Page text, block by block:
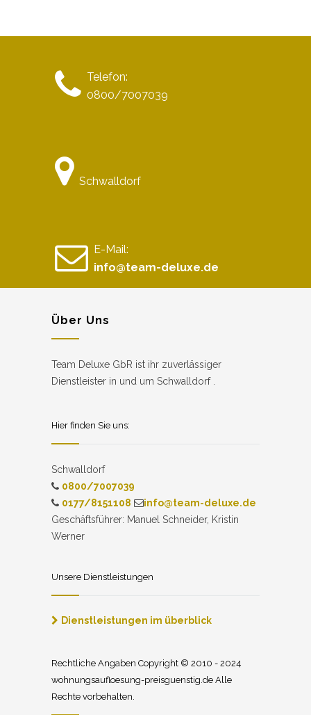
Telefon:
0800/7007039
Schwalldorf
E-Mail:
info@team-deluxe.de
Über Uns
Team Deluxe GbR ist ihr zuverlässiger
Dienstleister in und um Schwalldorf .
Hier finden Sie uns:
Schwalldorf
0800/7007039
0177/8151108
info@team-deluxe.de
Geschäftsführer: Manuel Schneider, Kristin
Werner
Unsere Dienstleistungen
Dienstleistungen im überblick
Rechtliche Angaben Copyright © 2010 - 2024
wohnungsaufloesung-preisguenstig.de Alle
Rechte vorbehalten.